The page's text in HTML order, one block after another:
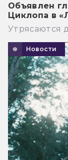
Объявлен
Циклопа в
Утрясаются
Новости